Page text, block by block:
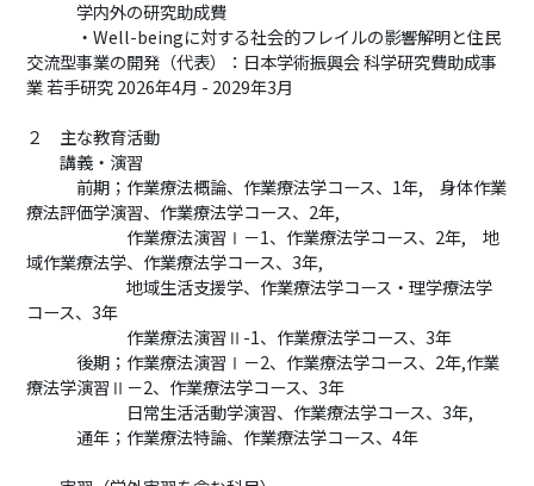
学内外の研究助成費
・Well-beingに対する社会的フレイルの影響解明と住民
交流型事業の開発（代表）：日本学術振興会 科学研究費助成事
業 若手研究 2026年4月 - 2029年3月
２ 主な教育活動
講義・演習
前期；作業療法概論、作業療法学コース、1年, 身体作業
療法評価学演習、作業療法学コース、2年,
作業療法演習Ⅰ－1、作業療法学コース、2年, 地
域作業療法学、作業療法学コース、3年,
地域生活支援学、作業療法学コース・理学療法学
コース、3年
作業療法演習Ⅱ-1、作業療法学コース、3年
後期；作業療法演習Ⅰ－2、作業療法学コース、2年,作業
療法学演習Ⅱ－2、作業療法学コース、3年
日常生活活動学演習、作業療法学コース、3年,
通年；作業療法特論、作業療法学コース、4年